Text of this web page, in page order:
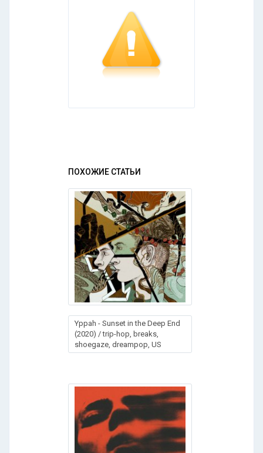
ПОХОЖИЕ СТАТЬИ
Yрраh - Sunsеt in the Dеер Еnd
(2020) / trip-hop, breaks,
shoegaze, dreampop, US